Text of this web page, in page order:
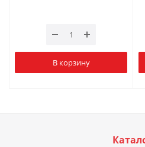
В корзину